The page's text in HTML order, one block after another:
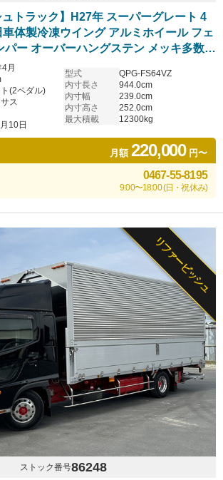
ュトラック】H27年 スーパーグレート 4
体製冷凍ウイング アルミホイール フェ
パー オーバーハングステン メッキ多数
扉ウロコステン張 ステンレス床 予備車検
月
(2ペダル)
ス
10日
型式
QPG-FS64VZ
内寸長さ
944.0cm
内寸幅
239.0cm
内寸高さ
252.0cm
最大積載
12300kg
月額220,000円〜
0467-55-8195
9:00〜18:00 (日・祝休み)
リファービッシュ
ストック番号86248